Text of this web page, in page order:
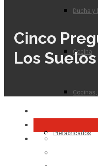
Ducha y
Cocina
Prefabricados
Cinco
Los